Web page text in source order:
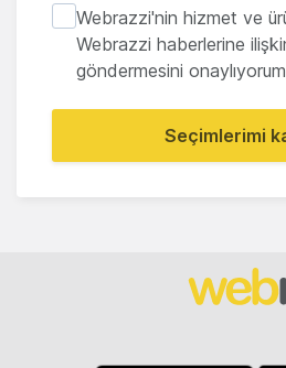
Webrazzi'nin hizmet ve
Webrazzi haberlerine
göndermesini
Seçimlerimi